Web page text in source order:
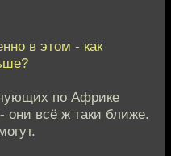
в этом - как
по Африке
они всё ж таки ближе.